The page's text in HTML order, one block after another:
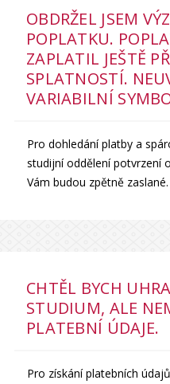
OBDRŽEL JSEM
POPLATKU.
ZAPLATIL JEŠTĚ
SPLATNOSTÍ.
VARIABILNÍ
Pro dohledání platby a
studijní oddělení potvrzení
Vám budou zpětně zaslané.
CHTĚL BYCH
STUDIUM, ALE
PLATEBNÍ ÚDAJE.
Pro získání platebních